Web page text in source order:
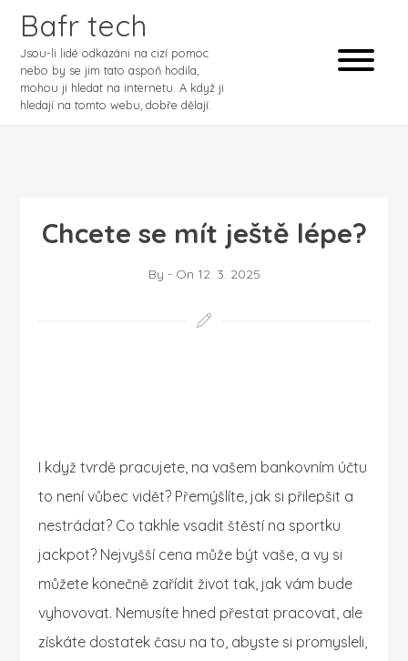
Bafr tech
Jsou-li lidé odkázáni na cizí pomoc
nebo by se jim tato aspoň hodila,
mohou ji hledat na internetu. A když ji
hledají na tomto webu, dobře dělají.
Chcete se mít ještě lépe?
By - On 12. 3. 2025
I když tvrdě pracujete, na vašem bankovním účtu
to není vůbec vidět? Přemýšlíte, jak si přilepšit a
nestrádat? Co takhle vsadit štěstí na sportku
jackpot? Nejvyšší cena může být vaše, a vy si
můžete konečně zařídit život tak, jak vám bude
vyhovovat. Nemusíte hned přestat pracovat, ale
získáte dostatek času na to, abyste si promysleli,